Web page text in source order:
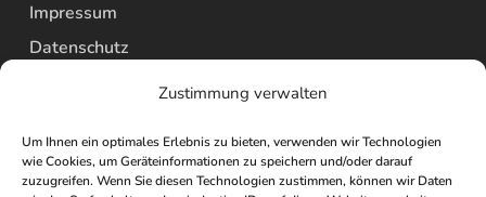
Zustimmung verwalten
Um Ihnen ein optimales Erlebnis zu bieten, verwenden wir Technologien
wie Cookies, um Geräteinformationen zu speichern und/oder darauf
zuzugreifen. Wenn Sie diesen Technologien zustimmen, können wir Daten
Impressum
Datenschutz
Versand
Vertrag widerrufen